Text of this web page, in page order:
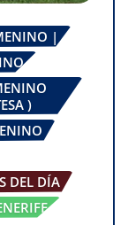
|
)
DEL DÍA